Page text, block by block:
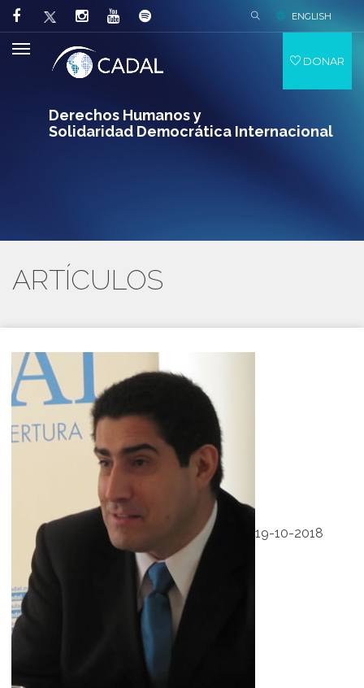
Derechos Humanos y
Solidaridad Democrática Internacional
ENGLISH
DONAR
ARTÍCULOS
19-10-2018